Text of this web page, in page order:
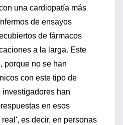
una cardiopatía más
de ensayos
de fármacos
a la larga. Este
porque no se han
con este tipo de
investigadores han
en esos
es decir, en personas